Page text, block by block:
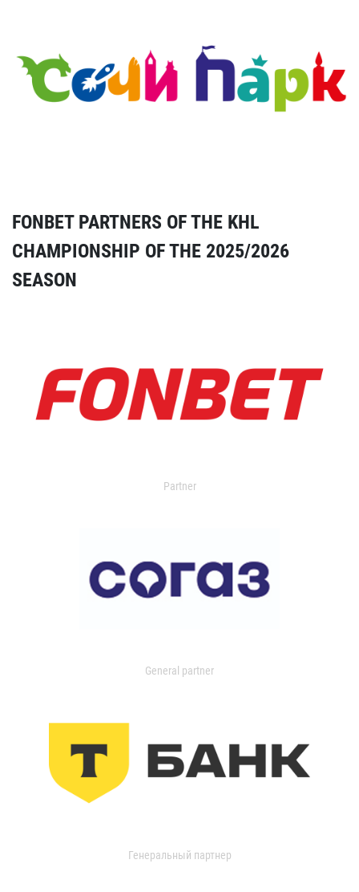
FONBET PARTNERS OF THE KHL
CHAMPIONSHIP OF THE 2025/2026
SEASON
Partner
General partner
Генеральный партнер